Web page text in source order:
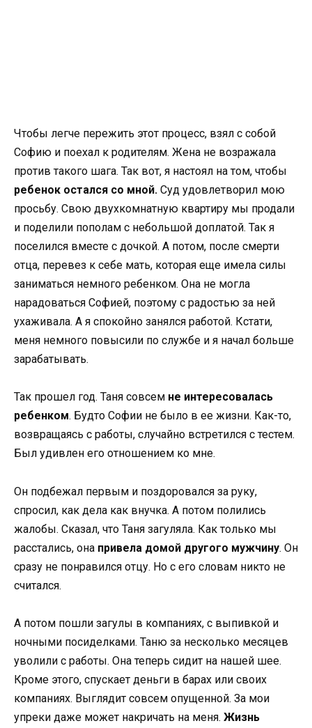
Чтобы легче пережить этот процесс, взял с собой
Софию и поехал к родителям. Жена не возражала
против такого шага. Так вот, я настоял на том, чтобы
ребенок остался со мной. Суд удовлетворил мою
просьбу. Свою двухкомнатную квартиру мы продали
и поделили пополам с небольшой доплатой. Так я
поселился вместе с дочкой. А потом, после смерти
отца, перевез к себе мать, которая еще имела силы
заниматься немного ребенком. Она не могла
нарадоваться Софией, поэтому с радостью за ней
ухаживала. А я спокойно занялся работой. Кстати,
меня немного повысили по службе и я начал больше
зарабатывать.
Так прошел год. Таня совсем не интересовалась
ребенком. Будто Софии не было в ее жизни. Как-то,
возвращаясь с работы, случайно встретился с тестем.
Был удивлен его отношением ко мне.
Он подбежал первым и поздоровался за руку,
спросил, как дела как внучка. А потом полились
жалобы. Сказал, что Таня загуляла. Как только мы
расстались, она привела домой другого мужчину. Он
сразу не понравился отцу. Но с его словам никто не
считался.
А потом пошли загулы в компаниях, с выпивкой и
ночными посиделками. Таню за несколько месяцев
уволили с работы. Она теперь сидит на нашей шее.
Кроме этого, спускает деньги в барах или своих
компаниях. Выглядит совсем опущенной. За мои
упреки даже может накричать на меня. Жизнь